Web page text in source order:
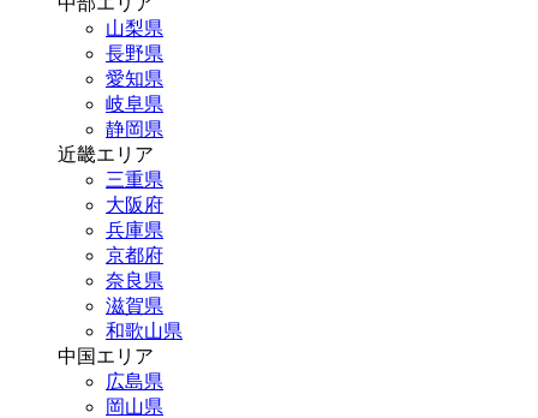
山梨県
長野県
愛知県
岐阜県
静岡県
近畿エリア
三重県
大阪府
兵庫県
京都府
奈良県
滋賀県
和歌山県
中国エリア
広島県
岡山県